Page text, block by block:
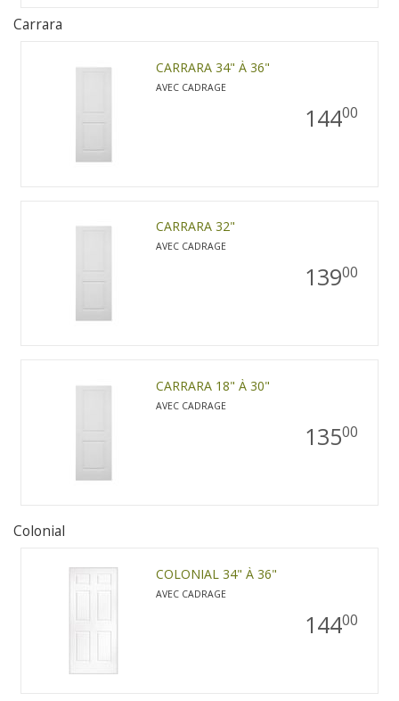
Carrara
CARRARA 34" À 36"
AVEC CADRAGE
14400
CARRARA 32"
AVEC CADRAGE
13900
CARRARA 18" À 30"
AVEC CADRAGE
13500
Colonial
COLONIAL 34" À 36"
AVEC CADRAGE
14400